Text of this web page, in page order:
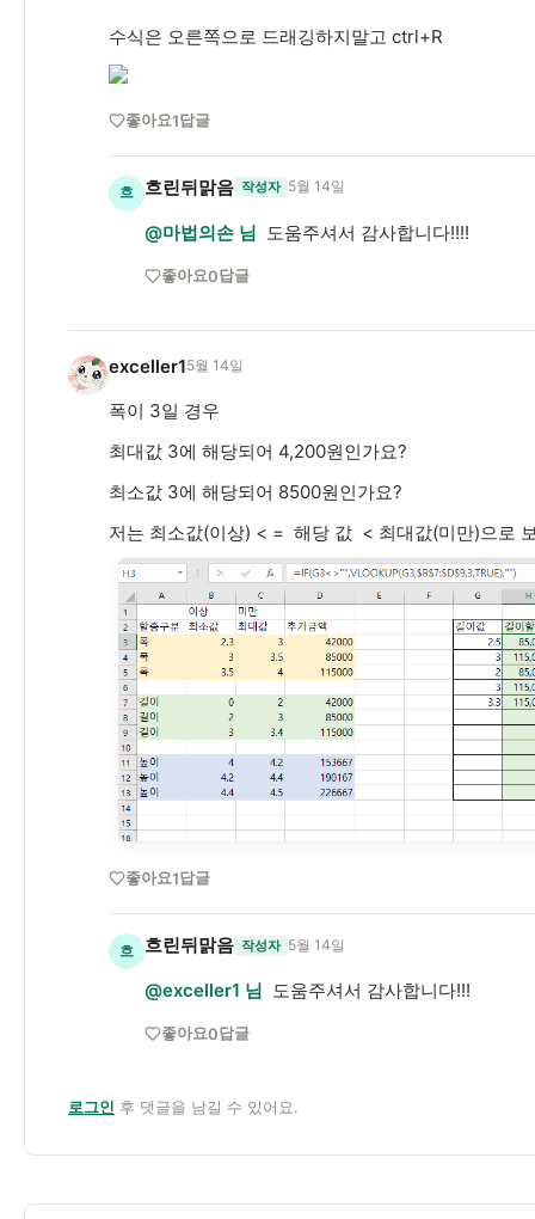
수식은 오른쪽으로 드래깅하지말고 ctrl+R
좋아요1답글
흐 흐린뒤맑음 작성자 5월 14일
@마법의손 님 도움주셔서 감사합니다!!!!
좋아요0답글
e exceller15월 14일
폭이 3일 경우
최대값 3에 해당되어 4,200원인가요?
최소값 3에 해당되어 8500원인가요?
저는 최소값(이상) < = 해당 값 < 최대값(미만)으로
좋아요1답글
흐 흐린뒤맑음 작성자 5월 14일
@exceller1 님 도움주셔서 감사합니다!!!
좋아요0답글
로그인 후 댓글을 남길 수 있어요.